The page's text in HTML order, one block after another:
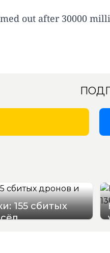
out after 30000
155 сбитых